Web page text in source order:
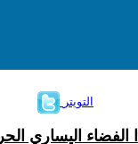
التويتر
اليساري الحر